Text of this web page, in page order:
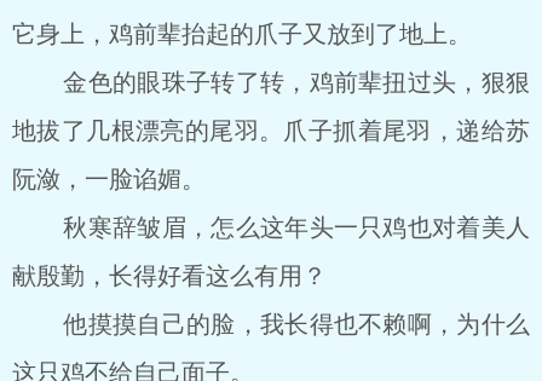
它身上，鸡前辈抬起的爪子又放到了地上。
金色的眼珠子转了转，鸡前辈扭过头，狠狠
地拔了几根漂亮的尾羽。爪子抓着尾羽，递给苏
阮潋，一脸谄媚。
秋寒辞皱眉，怎么这年头一只鸡也对着美人
献殷勤，长得好看这么有用？
他摸摸自己的脸，我长得也不赖啊，为什么
这只鸡不给自己面子。